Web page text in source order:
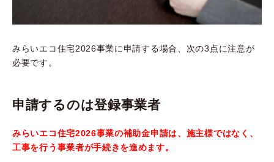
みらいエコ住宅2026事業に申請する場合、次の3点に注意が
必要です。
申請するのは登録事業者
みらいエコ住宅2026事業の補助金申請は、施主様ではなく、
工事を行う事業者が手続きを進めます。